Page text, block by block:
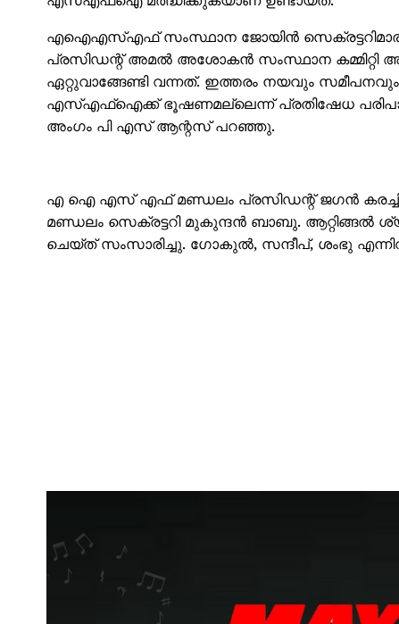
എഐഎസ്എഫ് സംസ്ഥാന ജോയിൻ
പ്രസിഡന്റ് അമൽ അശോകൻ സംസ്ഥാന
ഏറ്റുവാങ്ങേണ്ടി വന്നത്. ഇത്തരം നയവും
എസ്എഫ്ഐക്ക് ഭൂഷണമല്ലെന്ന് പ്രതിഷേധ
അംഗം പി എസ് ആന്റസ് പറഞ്ഞു.
എ ഐ എസ് എഫ് മണ്ഡലം പ്രസിഡന്റ് ജഗൻ
മണ്ഡലം സെക്രട്ടറി മുകുന്ദൻ ബാബു. ആറ്റിങ്ങൽ
ചെയ്ത് സംസാരിച്ചു. ഗോകുൽ, സന്ദീപ്, ശംഭു